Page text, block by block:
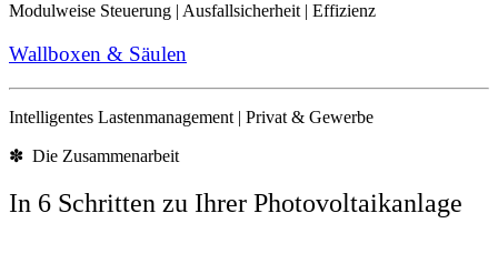
Modulweise Steuerung | Ausfallsicherheit | Effizienz
Wallboxen & Säulen
Intelligentes Lastenmanagement | Privat & Gewerbe
✽ Die Zusammenarbeit
In 6 Schritten zu Ihrer Photovoltaikanlage